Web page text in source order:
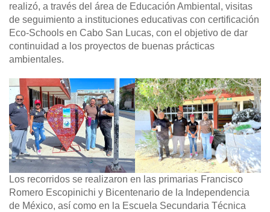
realizó, a través del área de Educación Ambiental, visitas
de seguimiento a instituciones educativas con certificación
Eco-Schools en Cabo San Lucas, con el objetivo de dar
continuidad a los proyectos de buenas prácticas
ambientales.
Los recorridos se realizaron en las primarias Francisco
Romero Escopinichi y Bicentenario de la Independencia
de México, así como en la Escuela Secundaria Técnica